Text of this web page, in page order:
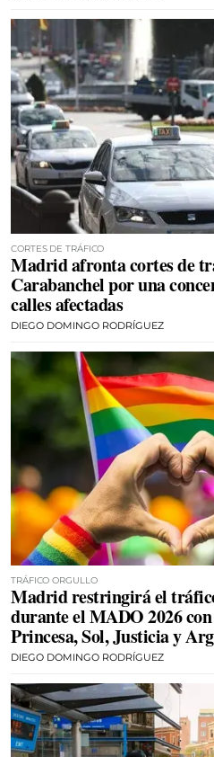
CORTES DE TRÁFICO
Madrid afronta cortes de
Carabanchel por una
calles afectadas
DIEGO DOMINGO RODRÍGUEZ
TRÁFICO ORGULLO
Madrid restringirá el
durante el MADO 2026
Princesa, Sol, Justicia y
DIEGO DOMINGO RODRÍGUEZ